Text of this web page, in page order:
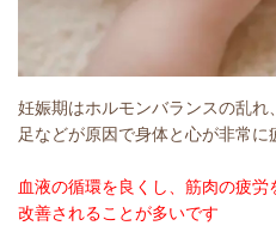
妊娠期はホルモンバランスの乱
足などが原因で身体と心が非常に
血液の循環を良くし、筋肉の疲
改善されることが多いです